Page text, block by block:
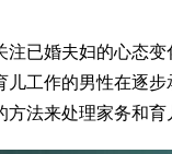
已婚夫妇的心态
儿工作的男性在逐
法来处理家务和育